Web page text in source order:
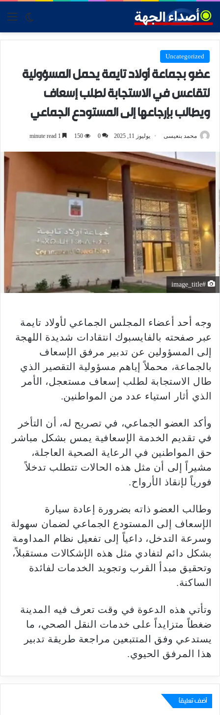
skin
Uncategorized
عضو بجماعة أولاد تايمة يحمل المسؤولية
لتقاعس في الاستجابة لطلب إسعاف
ويطالب بإرجاعها إلى المستودع الجماعي
محمد بنعيسى يوليوز 11, 2025 0
150
#image_title
وجه أحد أعضاء المجلس الجماعي لأولاد تايمة
عبر صفحته بالفايسبوك انتقادات شديدة اللهجة
إلى المسؤولين عن تدبير مرفق الإسعاف
بالجماعة، محملاً إياهم مسؤولية التقصير الذي
طال الاستجابة لطلب إسعاف مستعجل، الأمر
الذي أثار استياء عدد من المواطنين.
وأكد العضو الجماعي، في تصريح له، أن التأخر
في تقديم الخدمة الإسعافية يمس بشكل مباشر
حق المواطنين في الرعاية الصحية العاجلة،
مشيراً إلى أن مثل هذه الحالات تتطلب تدخلاً
فورياً لإنقاذ الأرواح.
وطالب العضو ذاته بضرورة إعادة سيارة
الإسعاف إلى المستودع الجماعي لضمان سهولة
وسرعة التدخل، داعياً إلى تفعيل نظام المداومة
بشكل دائم لتفادي مثل هذه الإشكالات مستقبلاً،
وتحقيق مبدأ القرب وتجويد الخدمات لفائدة
الساكنة.
وتأتي هذه الدعوة في وقت تعرف فيه المدينة
ضغطاً متزايداً على خدمات النقل الصحي، ما
يستدعي وفق المتتبعين مراجعة طريقة تدبير
هذا المرفق الحيوي.
أضف تعليقاً